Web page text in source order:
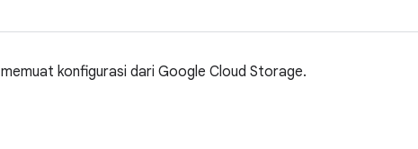
memuat konfigurasi dari Google Cloud Storage.